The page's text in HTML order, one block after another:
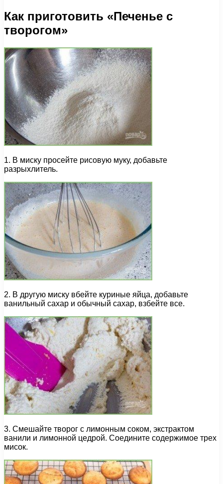
Как приготовить «Печенье с
творогом»
1. В миску просейте рисовую муку, добавьте
разрыхлитель.
2. В другую миску вбейте куриные яйца, добавьте
ванильный сахар и обычный сахар, взбейте все.
3. Смешайте творог с лимонным соком, экстрактом
ванили и лимонной цедрой. Соедините содержимое трех
мисок.